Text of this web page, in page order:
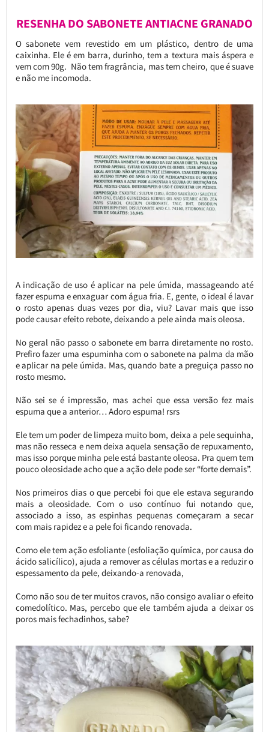
RESENHA DO SABONETE ANTIACNE GRANADO
O sabonete vem revestido em um plástico, dentro de uma
caixinha. Ele é em barra, durinho, tem a textura mais áspera e
vem com 90g. Não tem fragrância, mas tem cheiro, que é suave
e não me incomoda.
A indicação de uso é aplicar na pele úmida, massageando até
fazer espuma e enxaguar com água fria. E, gente, o ideal é lavar
o rosto apenas duas vezes por dia, viu? Lavar mais que isso
pode causar efeito rebote, deixando a pele ainda mais oleosa.
No geral não passo o sabonete em barra diretamente no rosto.
Prefiro fazer uma espuminha com o sabonete na palma da mão
e aplicar na pele úmida. Mas, quando bate a preguiça passo no
rosto mesmo.
Não sei se é impressão, mas achei que essa versão fez mais
espuma que a anterior… Adoro espuma! rsrs
Ele tem um poder de limpeza muito bom, deixa a pele sequinha,
mas não resseca e nem deixa aquela sensação de repuxamento,
mas isso porque minha pele está bastante oleosa. Pra quem tem
pouco oleosidade acho que a ação dele pode ser “forte demais”.
Nos primeiros dias o que percebi foi que ele estava segurando
mais a oleosidade. Com o uso contínuo fui notando que,
associado a isso, as espinhas pequenas começaram a secar
com mais rapidez e a pele foi ficando renovada.
Como ele tem ação esfoliante (esfoliação química, por causa do
ácido salicílico), ajuda a remover as células mortas e a reduzir o
espessamento da pele, deixando-a renovada,
Como não sou de ter muitos cravos, não consigo avaliar o efeito
comedolítico. Mas, percebo que ele também ajuda a deixar os
poros mais fechadinhos, sabe?